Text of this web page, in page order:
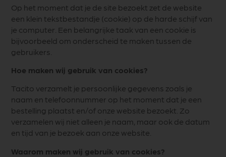
Op het moment dat je de site bezoekt zet de website
een klein tekstbestandje (cookie) op de harde schijf van
je computer. Een belangrijke taak van een cookie is
bijvoorbeeld om onderscheid te maken tussen de
gebruikers.
Hoe maken wij gebruik van cookies?
Tacito verzamelt je persoonlijke gegevens zoals je
naam en telefoonnummer op het moment dat je een
bestelling plaatst en/of onze website bezoekt. Zo
verzamelen wij niet alleen je naam, maar ook de datum
en tijd van je bezoek aan onze website.
Waarom maken wij gebruik van cookies?